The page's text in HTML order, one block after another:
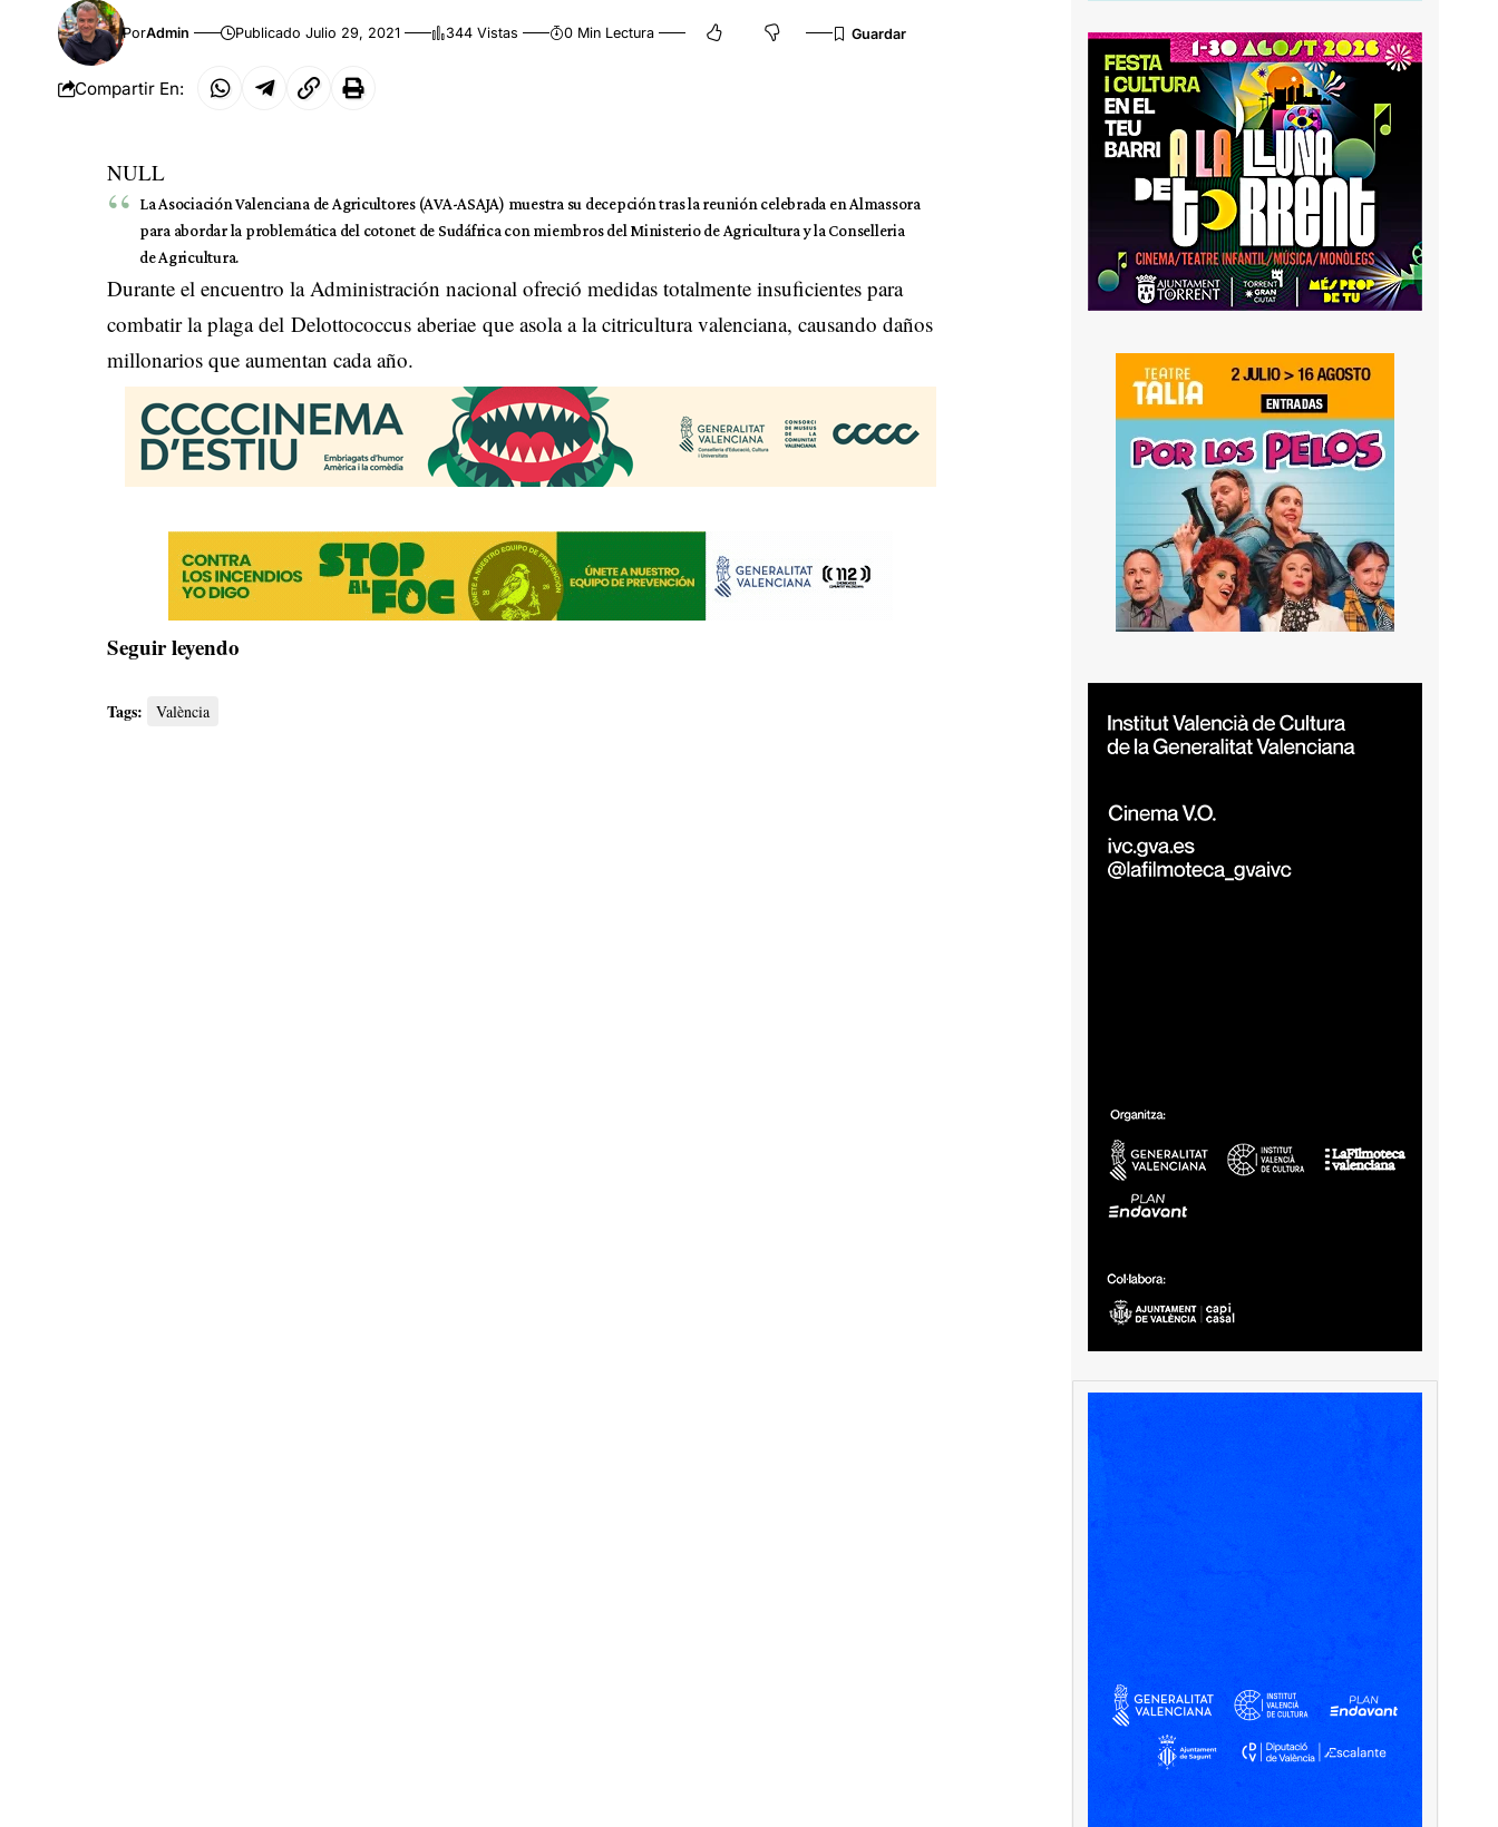
PorAdmin Publicado Julio 29, 2021 344 Vistas 0 Min Lectura
Compartir En:
NULL
La Asociación Valenciana de Agricultores (AVA-ASAJA) muestra su decepción tras la reunión celebrada en Almassora
para abordar la problemática del cotonet de Sudáfrica con miembros del Ministerio de Agricultura y la Conselleria
de Agricultura.
Durante el encuentro la Administración nacional ofreció medidas totalmente insuficientes para
combatir la plaga del Delottococcus aberiae que asola a la citricultura valenciana, causando daños
millonarios que aumentan cada año.
Seguir leyendo
Tags: València